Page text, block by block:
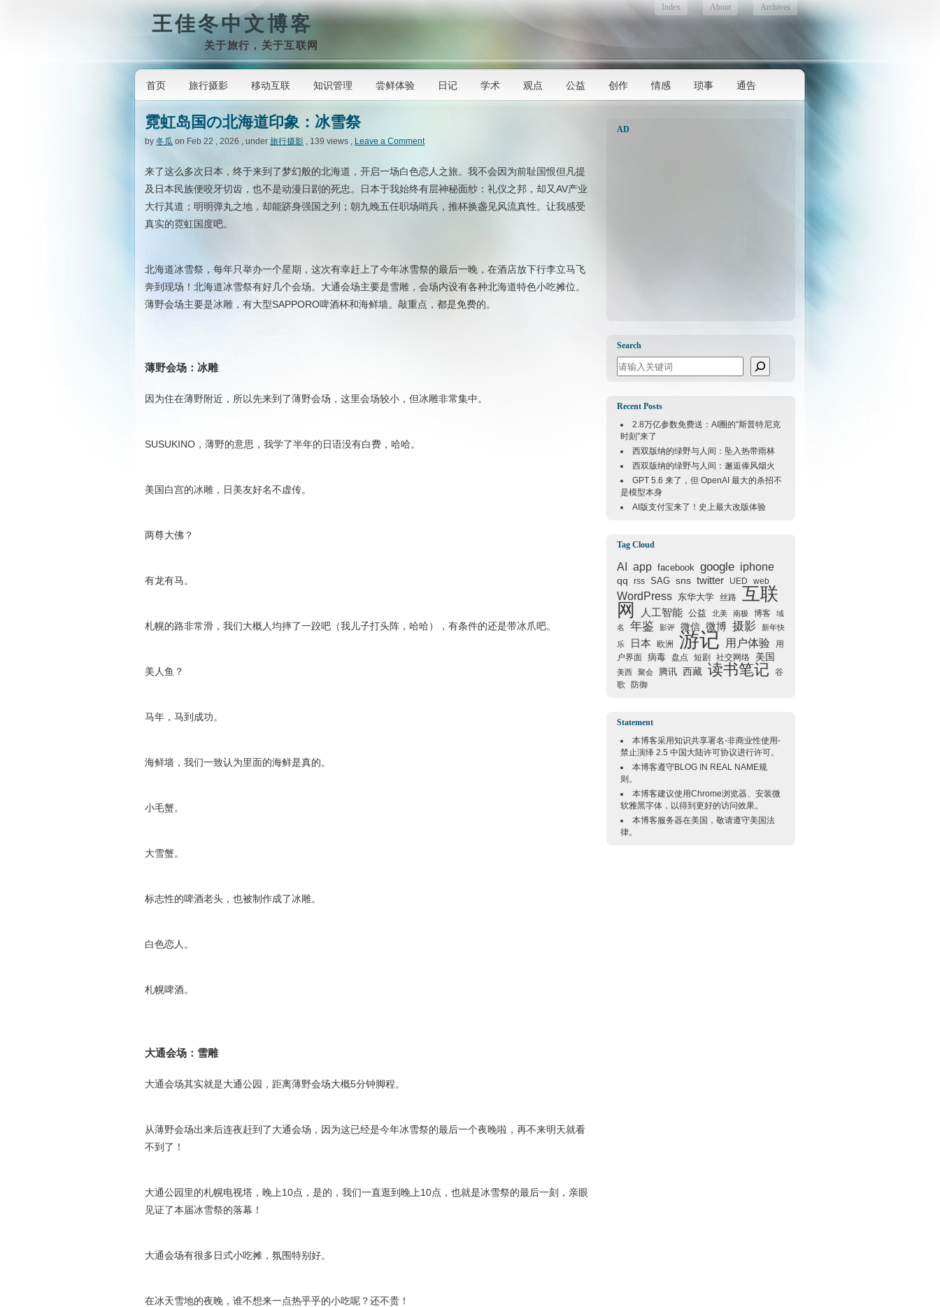
王佳冬中文博客
关于旅行，关于互联网
Index About Archives
首页 旅行摄影 移动互联 知识管理 尝鲜体验 日记 学术 观点 公益 创作 情感 琐事 通告
霓虹岛国の北海道印象：冰雪祭
by 冬瓜 on Feb 22 , 2026 , under 旅行摄影 , 139 views , Leave a Comment
来了这么多次日本，终于来到了梦幻般的北海道，开启一场白色恋人之旅。我不会因为前耻国恨但凡提
及日本民族便咬牙切齿，也不是动漫日剧的死忠。日本于我始终有层神秘面纱：礼仪之邦，却又AV产业
大行其道；明明弹丸之地，却能跻身强国之列；朝九晚五任职场哨兵，推杯换盏见风流真性。让我感受
真实的霓虹国度吧。
北海道冰雪祭，每年只举办一个星期，这次有幸赶上了今年冰雪祭的最后一晚，在酒店放下行李立马飞
奔到现场！北海道冰雪祭有好几个会场。大通会场主要是雪雕，会场内设有各种北海道特色小吃摊位。
薄野会场主要是冰雕，有大型SAPPORO啤酒杯和海鲜墙。敲重点，都是免费的。
薄野会场：冰雕
因为住在薄野附近，所以先来到了薄野会场，这里会场较小，但冰雕非常集中。
SUSUKINO，薄野的意思，我学了半年的日语没有白费，哈哈。
美国白宫的冰雕，日美友好名不虚传。
两尊大佛？
有龙有马。
札幌的路非常滑，我们大概人均摔了一跤吧（我儿子打头阵，哈哈），有条件的还是带冰爪吧。
美人鱼？
马年，马到成功。
海鲜墙，我们一致认为里面的海鲜是真的。
小毛蟹。
大雪蟹。
标志性的啤酒老头，也被制作成了冰雕。
白色恋人。
札幌啤酒。
大通会场：雪雕
大通会场其实就是大通公园，距离薄野会场大概5分钟脚程。
从薄野会场出来后连夜赶到了大通会场，因为这已经是今年冰雪祭的最后一个夜晚啦，再不来明天就看
不到了！
大通公园里的札幌电视塔，晚上10点，是的，我们一直逛到晚上10点，也就是冰雪祭的最后一刻，亲眼
见证了本届冰雪祭的落幕！
大通会场有很多日式小吃摊，氛围特别好。
在冰天雪地的夜晚，谁不想来一点热乎乎的小吃呢？还不贵！
AD
Search
Search
Recent Posts
2.8万亿参数免费送：AI圈的“斯普特尼克
时刻”来了
西双版纳的绿野与人间：坠入热带雨林
西双版纳的绿野与人间：邂逅傣风烟火
GPT 5.6 来了，但 OpenAI 最大的杀招不
是模型本身
AI版支付宝来了！史上最大改版体验
Tag Cloud
AI app facebook google iphone
qq rss SAG sns twitter UED web
WordPress 东华大学 丝路 互联
网
人工智能 公益 北美 南极 博客
域
名
年鉴 影评 微信 微博 摄影
新年快
乐
日本 欧洲 游记 用户体验
用
户界面
病毒 盘点 短剧 社交网络 美国
美西 聚会 腾讯 西藏 读书笔记
谷
歌
防御
Statement
本博客采用知识共享署名-非商业性使用-
禁止演绎 2.5 中国大陆许可协议进行许可。
本博客遵守BLOG IN REAL NAME规
则。
本博客建议使用Chrome浏览器、安装微
软雅黑字体，以得到更好的访问效果。
本博客服务器在美国 ，敬请遵守美国法
律。